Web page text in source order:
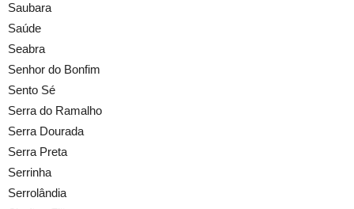
Saubara
Saúde
Seabra
Senhor do Bonfim
Sento Sé
Serra do Ramalho
Serra Dourada
Serra Preta
Serrinha
Serrolândia